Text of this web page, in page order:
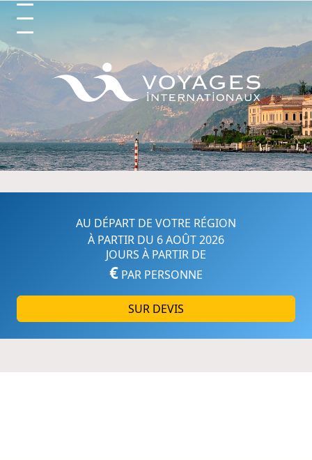
Circuits et Séjours en France,
AU DÉPART DE VOTRE RÉGION
À PARTIR DU 6 AOÛT 2026
JOURS À PARTIR DE
€ PAR PERSONNE
SUR DEVIS